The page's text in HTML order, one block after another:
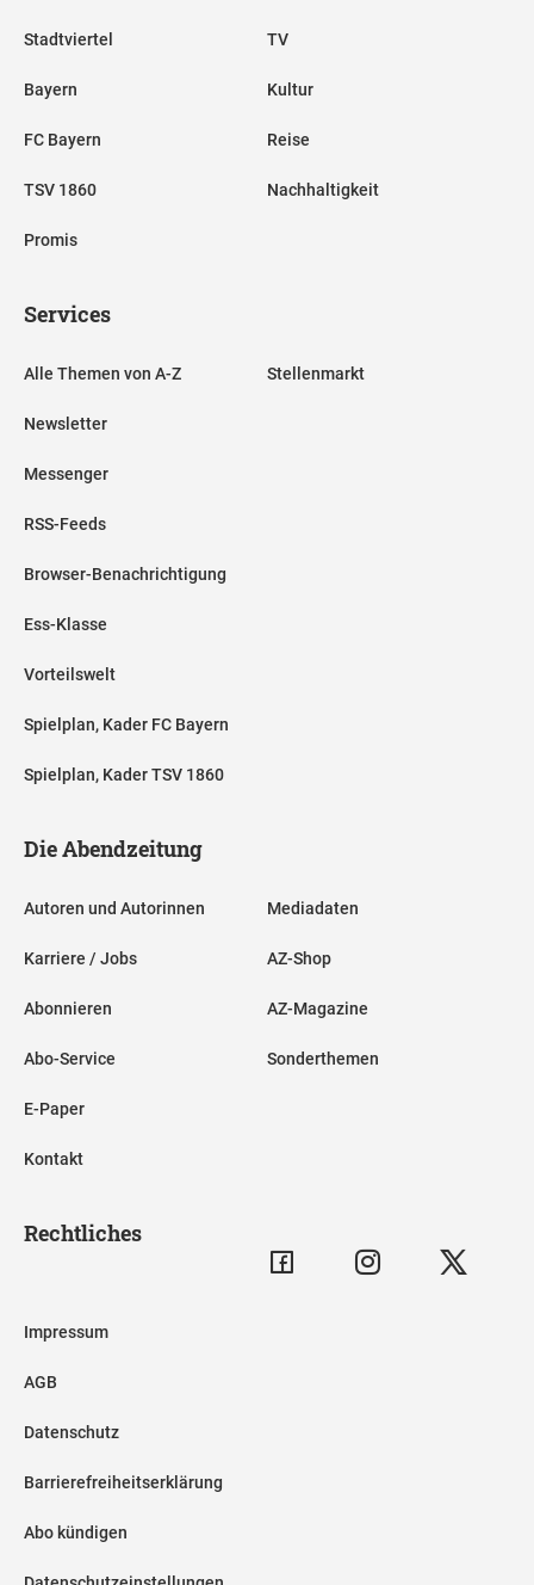
Stadtviertel
Bayern
FC Bayern
TSV 1860
Promis
TV
Kultur
Reise
Nachhaltigkeit
Services
Alle Themen von A-Z
Newsletter
Messenger
RSS-Feeds
Browser-Benachrichtigung
Ess-Klasse
Vorteilswelt
Spielplan, Kader FC Bayern
Spielplan, Kader TSV 1860
Stellenmarkt
Die Abendzeitung
Autoren und Autorinnen
Karriere / Jobs
Abonnieren
Abo-Service
E-Paper
Kontakt
Mediadaten
AZ-Shop
AZ-Magazine
Sonderthemen
Rechtliches
Impressum
AGB
Datenschutz
Barrierefreiheitserklärung
Abo kündigen